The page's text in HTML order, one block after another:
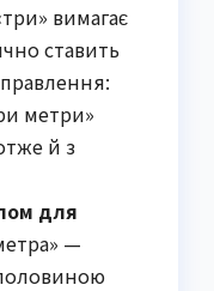
вимагає
ставить
метри»
й з
для
—